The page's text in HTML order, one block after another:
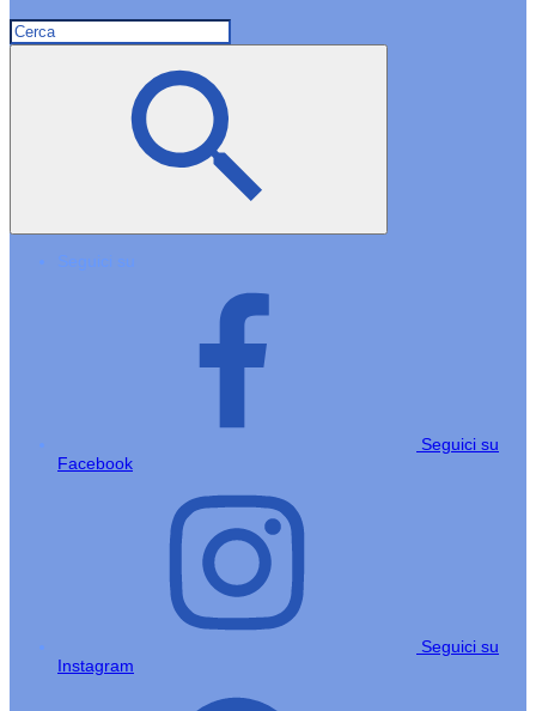
Seguici su
Seguici su
Facebook
Seguici su
Instagram